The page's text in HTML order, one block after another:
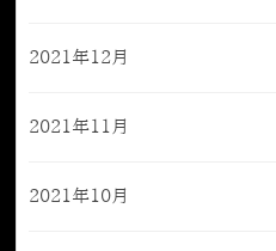
2021年12月
2021年11月
2021年10月